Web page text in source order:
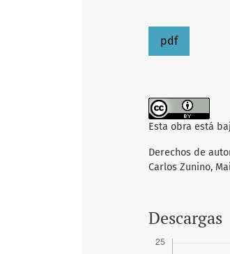
pdf
Esta obra está
Derechos de
Carlos Zunino,
Descargas